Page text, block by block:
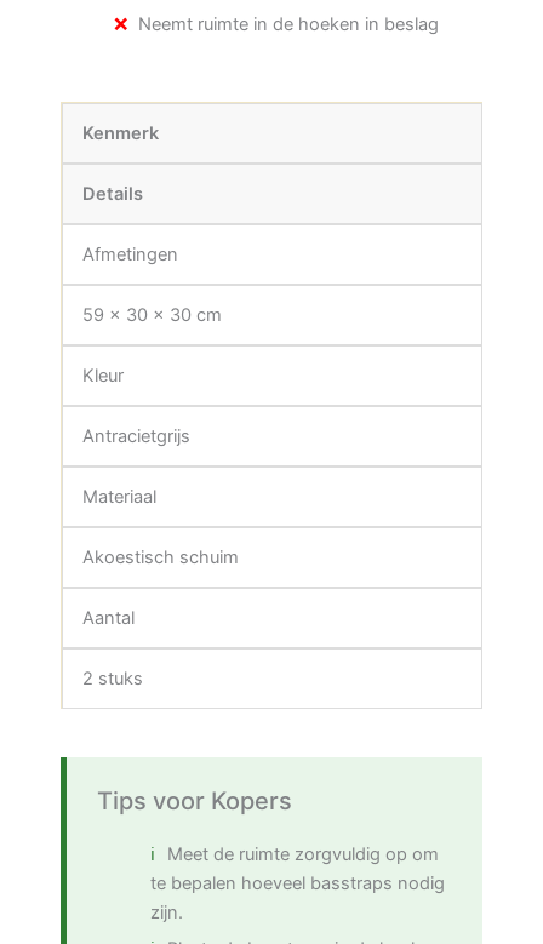
Neemt ruimte in de hoeken in beslag
Kenmerk
Details
Afmetingen
59 x 30 x 30 cm
Kleur
Antracietgrijs
Materiaal
Akoestisch schuim
Aantal
2 stuks
Tips voor Kopers
Meet de ruimte zorgvuldig op om
te bepalen hoeveel basstraps nodig
zijn.